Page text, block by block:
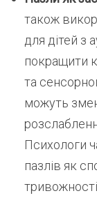
також
для дітей з
покращити
та
можуть
Психологи
пазлів як